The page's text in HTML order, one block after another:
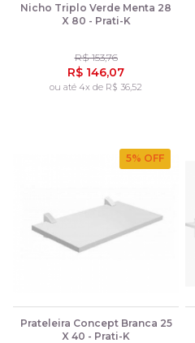
Nicho Triplo Verde Menta 28
X 80 - Prati-K
R$ 153,76
R$ 146,07
ou até 4x de R$ 36,52
5% OFF
Prateleira Concept Branca 25
X 40 - Prati-K